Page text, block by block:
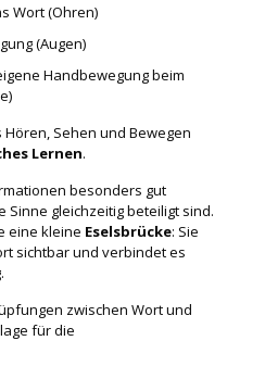
Wort (Ohren)
(Augen)
Handbewegung beim
Sehen und Bewegen
Lernen.
besonders gut
gleichzeitig beteiligt sind.
eine kleine Eselsbrücke: Sie
sichtbar und verbindet es
zwischen Wort und
für die